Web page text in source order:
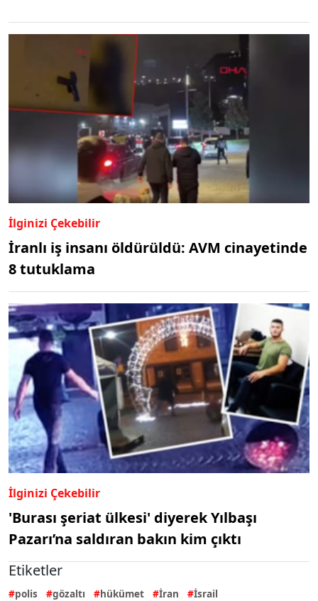
İlginizi Çekebilir
İranlı iş insanı öldürüldü: AVM cinayetinde
8 tutuklama
İlginizi Çekebilir
'Burası şeriat ülkesi' diyerek Yılbaşı
Pazarı’na saldıran bakın kim çıktı
Etiketler
polis gözaltı hükümet İran İsrail